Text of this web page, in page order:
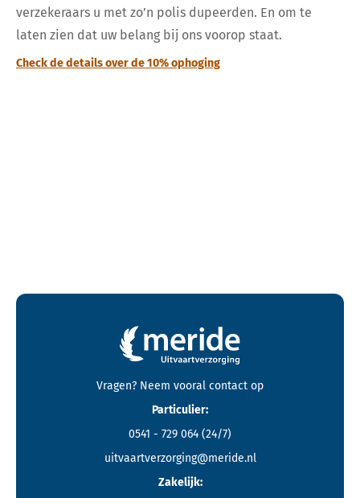
verzekeraars u met zo’n polis dupeerden. En om te
laten zien dat uw belang bij ons voorop staat.
Check de details over de 10% ophoging
Contactgegevens en footer menu van Meride
Vragen? Neem vooral contact op
Particulier:
0541 - 729 064 (24/7)
uitvaartverzorging@meride.nl
Zakelijk: